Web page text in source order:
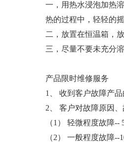
一，用热水浸泡加热
热的过程中，轻轻的
二，放置在恒温箱，
三，尽量不要未充分
产品限时维修服务
1、 收到客户故障产
2、 客户对故障原因
（1） 轻微程度故障--
（2） 一般程度故障--